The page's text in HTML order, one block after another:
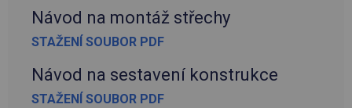
Návod na montáž střechy
STAŽENÍ SOUBOR PDF
Návod na sestavení konstrukce
STAŽENÍ SOUBOR PDF